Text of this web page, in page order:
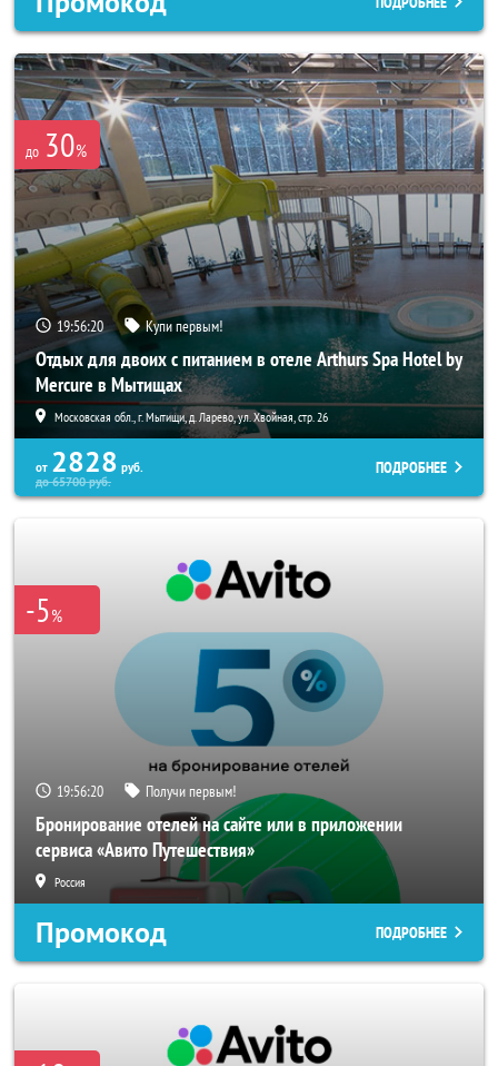
до 30%
19:56:18 Купи первым!
Отдых для двоих с питанием в отеле Arthurs Spa Hotel by
Mercure в Мытищах
Московская обл., г. Мытищи, д. Ларево, ул. Хвойная, стр. 26
от 2828 руб.
до65700руб.
ПОДРОБНЕЕ
-5%
19:56:18 Получи первым!
Бронирование отелей на сайте или в приложении
сервиса «Авито Путешествия»
Россия
Промокод ПОДРОБНЕЕ